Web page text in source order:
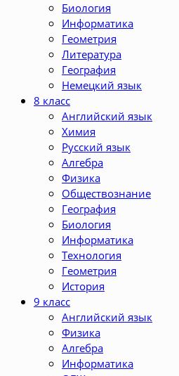
Биология
Информатика
Геометрия
Литература
География
Немецкий язык
8 класс
Английский язык
Химия
Русский язык
Алгебра
Физика
Обществознание
География
Биология
Информатика
Технология
Геометрия
История
9 класс
Английский язык
Физика
Алгебра
Информатика